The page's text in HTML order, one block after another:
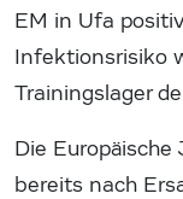
EM in Ufa
Infektionsrisiko
Trainingslager
Die
bereits nach